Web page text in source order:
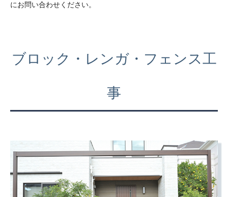
にお問い合わせください。
ブロック・レンガ・フェンス工
事